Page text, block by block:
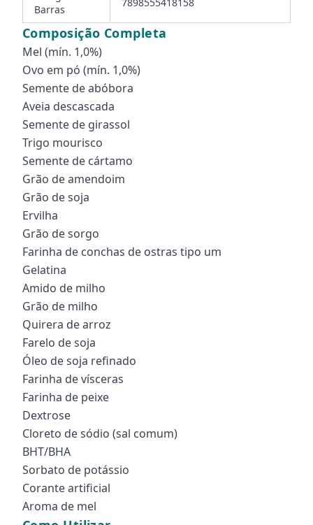
Barras
Composição Completa
Mel (mín. 1,0%)
Ovo em pó (mín. 1,0%)
Semente de abóbora
Aveia descascada
Semente de girassol
Trigo mourisco
Semente de cártamo
Grão de amendoim
Grão de soja
Ervilha
Grão de sorgo
Farinha de conchas de ostras tipo um
Gelatina
Amido de milho
Grão de milho
Quirera de arroz
Farelo de soja
Óleo de soja refinado
Farinha de vísceras
Farinha de peixe
Dextrose
Cloreto de sódio (sal comum)
BHT/BHA
Sorbato de potássio
Corante artificial
Aroma de mel